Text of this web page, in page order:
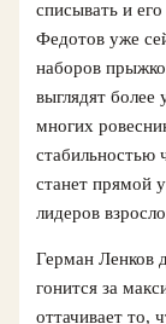
списывать и
Федотов уже
наборов
выглядят
многих
стабильностью
станет прямой
лидеров
Герман Ленков
гонится за
оттачивает то,